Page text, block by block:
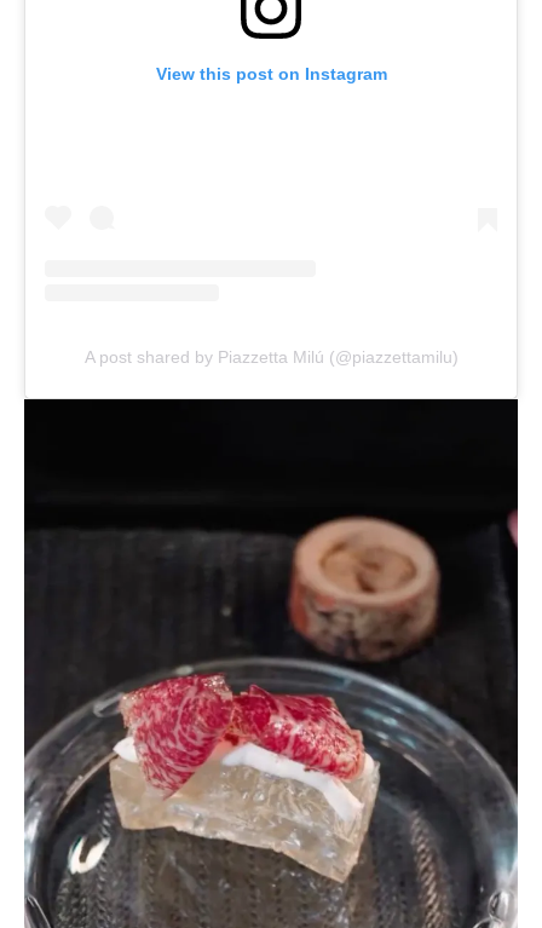
View this post on Instagram
A post shared by Piazzetta Milú (@piazzettamilu)